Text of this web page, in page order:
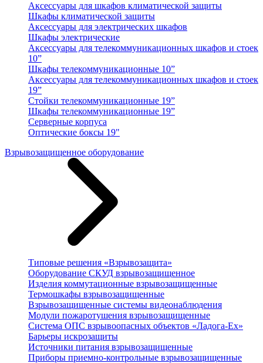
Аксессуары для шкафов климатической защиты
Шкафы климатической защиты
Аксессуары для электрических шкафов
Шкафы электрические
Аксессуары для телекоммуникационных шкафов и стоек
10”
Шкафы телекоммуникационные 10”
Аксессуары для телекоммуникационных шкафов и стоек
19”
Стойки телекоммуникационные 19”
Шкафы телекоммуникационные 19”
Серверные корпуса
Оптические боксы 19"
Взрывозащищенное оборудование
Типовые решения «Взрывозащита»
Оборудование СКУД взрывозащищенное
Изделия коммутационные взрывозащищенные
Термошкафы взрывозащищенные
Взрывозащищенные системы видеонаблюдения
Модули пожаротушения взрывозащищенные
Система ОПС взрывоопасных объектов «Ладога-Ex»
Барьеры искрозащиты
Источники питания взрывозащищенные
Приборы приемно-контрольные взрывозащищенные